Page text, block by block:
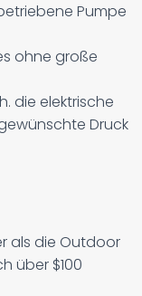
Pumpe
ohne große
die elektrische
Druck
als die Outdoor
über $100